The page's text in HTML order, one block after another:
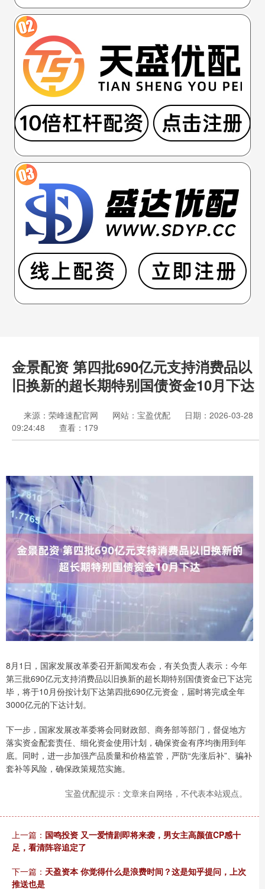
金景配资 第四批690亿元支持消费品以
旧换新的超长期特别国债资金10月下达
来源：荣峰速配官网 网站：宝盈优配
日期：2026-03-28
09:24:48
查看：179
8月1日，国家发展改革委召开新闻发布会，有关负责人表示：今年
第三批690亿元支持消费品以旧换新的超长期特别国债资金已下达完
毕，将于10月份按计划下达第四批690亿元资金，届时将完成全年
3000亿元的下达计划。
下一步，国家发展改革委将会同财政部、商务部等部门，督促地方
落实资金配套责任、细化资金使用计划，确保资金有序均衡用到年
底。同时，进一步加强产品质量和价格监管，严防“先涨后补”、骗补
套补等风险，确保政策规范实施。
宝盈优配提示：文章来自网络，不代表本站观点。
上一篇： 国鸣投资 又一爱情剧即将来袭，男女主高颜值CP感十
足，看清阵容追定了
下一篇： 天盈资本 你觉得什么是浪费时间？这是知乎提问，上次
推送也是